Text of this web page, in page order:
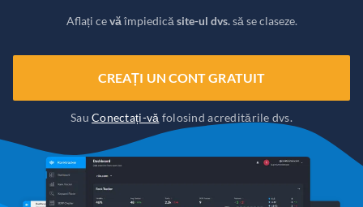
Aflați cevăîmpiedică site-ul dvs.să se claseze.
CREAȚI UN CONT GRATUIT
SauConectați-vă folosind acreditările dvs.